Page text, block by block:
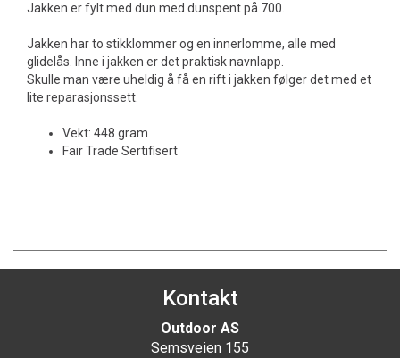
Jakken er fylt med dun med dunspent på 700.
Jakken har to stikklommer og en innerlomme, alle med
glidelås. Inne i jakken er det praktisk navnlapp.
Skulle man være uheldig å få en rift i jakken følger det med et
lite reparasjonssett.
Vekt: 448 gram
Fair Trade Sertifisert
Kontakt
Outdoor AS
Semsveien 155